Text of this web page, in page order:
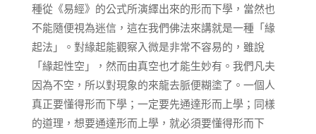
種從《易經》的公式所演繹出來的形而下學，當然也
不能隨便視為迷信，這在我們佛法來講就是一種「緣
起法」。對緣起能觀察入微是非常不容易的，雖說
「緣起性空」，然而由真空也才能生妙有。我們凡夫
因為不空，所以對現象的來龍去脈便糊塗了。一個人
真正要懂得形而下學；一定要先通達形而上學；同樣
的道理，想要通達形而上學，就必須要懂得形而下